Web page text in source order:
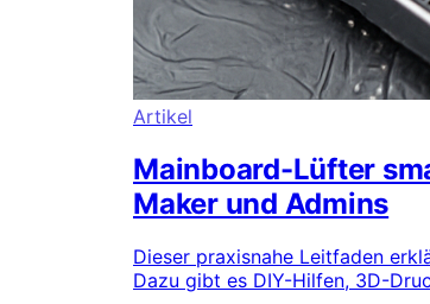
Artikel
Mainboard-Lüfter
Maker und Admins
Dieser praxisnahe Leitfaden
Dazu gibt es DIY-Hilfen, 3D-